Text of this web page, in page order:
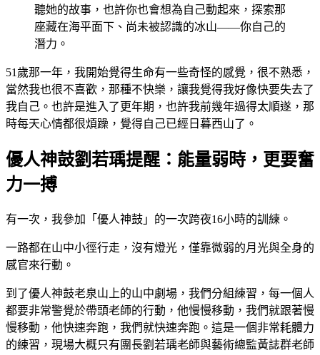
聽她的故事，也許你也會想為自己動起來，探索那
座藏在海平面下、尚未被認識的冰山——你自己的
潛力。
51歲那一年，我開始覺得生命有一些奇怪的感覺，很不熟悉，
當然我也很不喜歡，那種不快樂，讓我覺得我好像快要失去了
我自己。也許是進入了更年期，也許我前幾年過得太順遂，那
時每天心情都很煩躁，覺得自己已經日暮西山了。
優人神鼓劉若瑀提醒：能量弱時，更要奮
力一搏
有一次，我參加「優人神鼓」的一次跨夜16小時的訓練。
一路都在山中小徑行走，沒有燈光，僅靠微弱的月光與全身的
感官來行動。
到了優人神鼓老泉山上的山中劇場，我們分組練習，每一個人
都要非常警覺於帶頭老師的行動，他慢慢移動，我們就跟著慢
慢移動，他快速奔跑，我們就快速奔跑。這是一個非常耗體力
的練習，現場大概只有團長劉若瑀老師與藝術總監黃誌群老師